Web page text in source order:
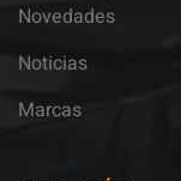
Novedades
Noticias
Marcas